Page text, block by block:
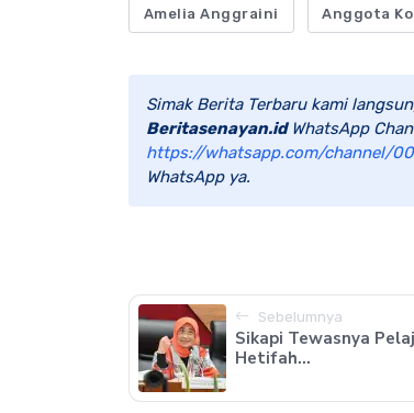
Amelia Anggraini Anggota
Simak Berita Terbaru kami
Beritasenayan.idWhatsApp
https://whatsapp.com/channel/
WhatsApp ya.
Sebelumnya
Sikapi Tewasnya
Hetifah...